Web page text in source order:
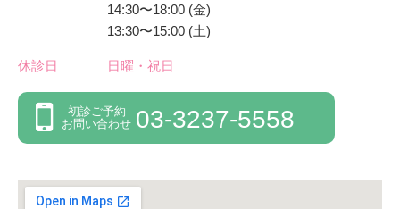
14:30〜18:00 (金)
13:30〜15:00 (土)
休診日 日曜・祝日
初診ご予約
お問い合わせ 03-3237-5558